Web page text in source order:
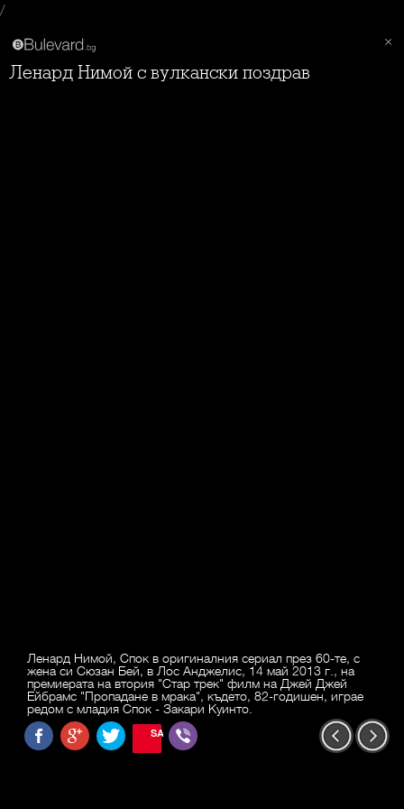
/
Ленард Нимой с вулкански поздрав
Ленард Нимой, Спок в оригиналния сериал през 60-те, с
жена си Сюзан Бей, в Лос Анджелис, 14 май 2013 г., на
премиерата на втория "Стар трек" филм на Джей Джей
Ейбрамс "Пропадане в мрака", където, 82-годишен, играе
редом с младия Спок - Закари Куинто.
SAVE